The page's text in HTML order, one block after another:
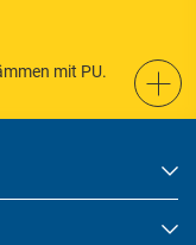
mit PU.